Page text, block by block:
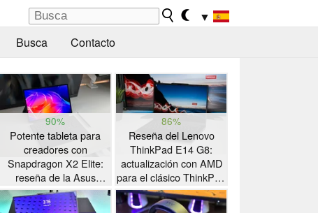
▼
Busca Contacto
90%
Potente tableta para
creadores con
Snapdragon X2 Elite:
reseña de la Asus
ProArt PZ14
86%
Reseña del Lenovo
ThinkPad E14 G8:
actualización con AMD
para el clásico ThinkPad
con gran autonomía